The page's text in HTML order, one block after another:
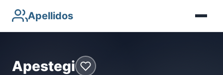
Apellidos
Apestegi